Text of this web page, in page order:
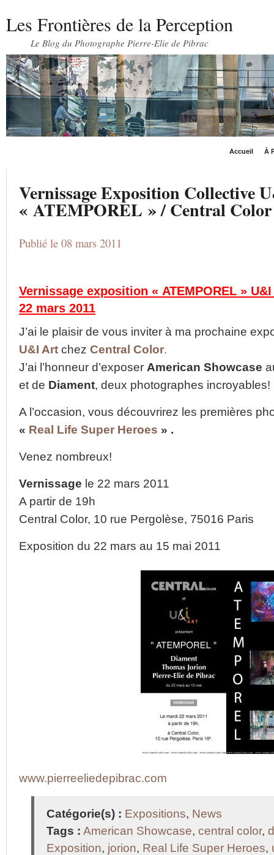
Les Frontières de la Perception
Le Blog du Photographe Pierre-Elie de Pibrac
Accueil À
Vernissage Exposition Collective
« ATEMPOREL » / Central Color
Publié le 08 mars 2011
Vernissage exposition « ATEMPOREL »
22 mars 2011
J’ai le plaisir de vous inviter à ma prochaine
U&I Art chez Central Color.
J’ai l’honneur d’exposer American Showcase
et de Diament, deux photographes incroyables!
A l’occasion, vous découvrirez les premières
« Real Life Super Heroes » .
Venez nombreux!
Vernissage le 22 mars 2011
A partir de 19h
Central Color, 10 rue Pergolèse, 75016 Paris
Exposition du 22 mars au 15 mai 2011
www.pierreeliedepibrac.com
Catégorie(s) : Expositions, News
Tags : American Showcase, central color,
Exposition, jorion, Real Life Super Heroes,